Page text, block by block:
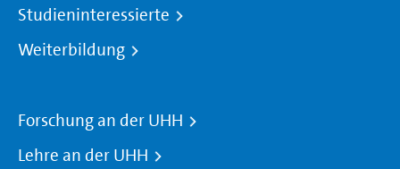
Studieninteressierte
Weiterbildung
Forschung an der UHH
Lehre an der UHH